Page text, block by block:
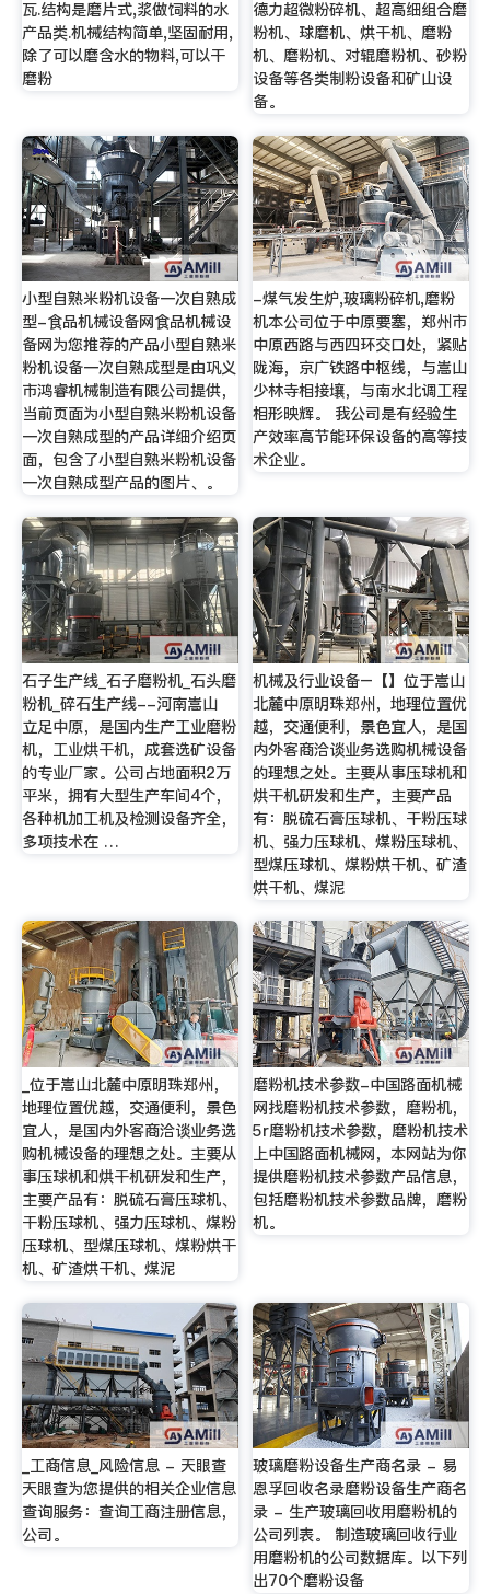
瓦.结构是磨片式,浆做饲料的水
产品类.机械结构简单,坚固耐用,
除了可以磨含水的物料,可以干
磨粉
德力超微粉碎机、超高细组合磨
粉机、球磨机、烘干机、磨粉
机、磨粉机、对辊磨粉机、砂粉
设备等各类制粉设备和矿山设
备。
小型自熟米粉机设备一次自熟成
型-食品机械设备网食品机械设
备网为您推荐的产品小型自熟米
粉机设备一次自熟成型是由巩义
市鸿睿机械制造有限公司提供，
当前页面为小型自熟米粉机设备
一次自熟成型的产品详细介绍页
面，包含了小型自熟米粉机设备
一次自熟成型产品的图片、。
-煤气发生炉,玻璃粉碎机,磨粉
机本公司位于中原要塞，郑州市
中原西路与西四环交口处，紧贴
陇海，京广铁路中枢线，与嵩山
少林寺相接壤，与南水北调工程
相形映辉。 我公司是有经验生
产效率高节能环保设备的高等技
术企业。
石子生产线_石子磨粉机_石头磨
粉机_碎石生产线--河南嵩山
立足中原，是国内生产工业磨粉
机，工业烘干机，成套选矿设备
的专业厂家。公司占地面积2万
平米，拥有大型生产车间4个，
各种机加工机及检测设备齐全，
多项技术在 …
机械及行业设备–【】位于嵩山
北麓中原明珠郑州，地理位置优
越，交通便利，景色宜人，是国
内外客商洽谈业务选购机械设备
的理想之处。主要从事压球机和
烘干机研发和生产，主要产品
有：脱硫石膏压球机、干粉压球
机、强力压球机、煤粉压球机、
型煤压球机、煤粉烘干机、矿渣
烘干机、煤泥
_位于嵩山北麓中原明珠郑州，
地理位置优越，交通便利，景色
宜人，是国内外客商洽谈业务选
购机械设备的理想之处。主要从
事压球机和烘干机研发和生产，
主要产品有：脱硫石膏压球机、
干粉压球机、强力压球机、煤粉
压球机、型煤压球机、煤粉烘干
机、矿渣烘干机、煤泥
磨粉机技术参数-中国路面机械
网找磨粉机技术参数，磨粉机，
5r磨粉机技术参数，磨粉机技术
上中国路面机械网，本网站为你
提供磨粉机技术参数产品信息，
包括磨粉机技术参数品牌，磨粉
机。
_工商信息_风险信息 - 天眼查
天眼查为您提供的相关企业信息
查询服务：查询工商注册信息，
公司。
玻璃磨粉设备生产商名录 - 易
恩孚回收名录磨粉设备生产商名
录 - 生产玻璃回收用磨粉机的
公司列表。 制造玻璃回收行业
用磨粉机的公司数据库。以下列
出70个磨粉设备